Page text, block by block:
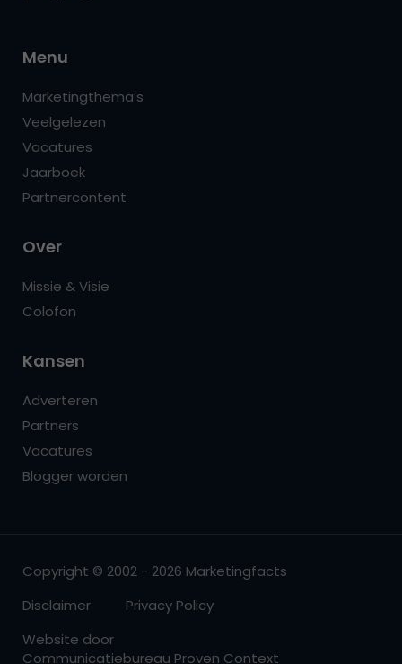
Menu
Marketingthema’s
Veelgelezen
Vacatures
Jaarboek
Partnercontent
Over
Missie & Visie
Colofon
Kansen
Adverteren
Partners
Vacatures
Blogger worden
Copyright © 2002 - 2026 Marketingfacts
Disclaimer
Privacy Policy
Website door
Communicatiebureau Proven Context